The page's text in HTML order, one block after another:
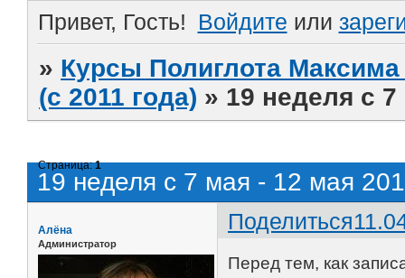
Привет, Гость! Войдите или
» Курсы Полиглота
(с 2011 года) » 19 неделя с
19 неделя с 7 мая - 12 мая
Страница:1
Поделиться
Алёна
Администратор
Перед тем, как